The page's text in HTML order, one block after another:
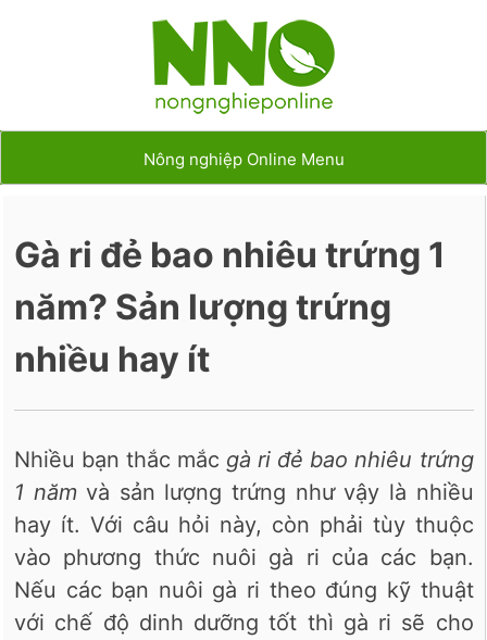
Nông nghiệp Online Menu
Gà ri đẻ bao nhiêu trứng 1
năm? Sản lượng trứng
nhiều hay ít
Nhiều bạn thắc mắc gà ri đẻ bao nhiêu trứng
1 nămvà sản lượng trứng như vậy là nhiều
hay ít. Với câu hỏi này, còn phải tùy thuộc
vào phương thức nuôi gà ri của các bạn.
Nếu các bạn nuôi gà ri theo đúng kỹ thuật
với chế độ dinh dưỡng tốt thì gà ri sẽ cho